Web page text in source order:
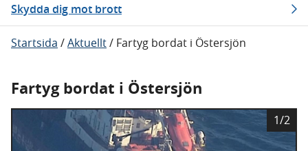
Skydda dig mot brott
Startsida /Aktuellt/ Fartyg bordat i Östersjön
Fartyg bordat i Östersjön
B
i
1/2